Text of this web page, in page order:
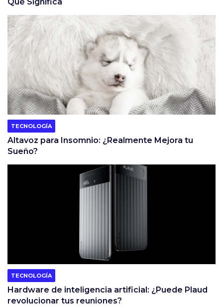
TECNOLOGÍA
Altavoz para Insomnio: ¿Realmente Mejora tu
Sueño?
TECNOLOGÍA
Hardware de inteligencia artificial: ¿Puede Plaud
revolucionar tus reuniones?